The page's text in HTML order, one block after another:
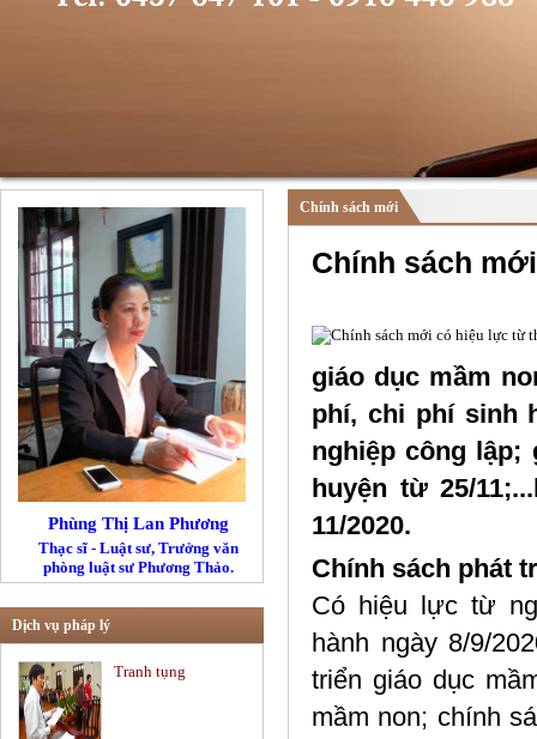
Phùng Thị Lan Phương
Thạc sĩ - Luật sư, Trưởng văn
phòng luật sư Phương Thảo.
Dịch vụ pháp lý
Tranh tụng
Chính sách mới
Chính sách
giáo dục mầm
phí, chi phí sinh
nghiệp công lập;
huyện từ 25/
11/2020.
Chính sách phát
Có hiệu lực từ
hành ngày 8/9/
triển giáo dục
mầm non; chính